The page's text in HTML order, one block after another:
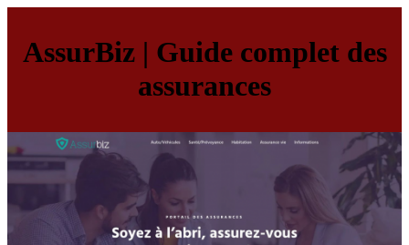
AssurBiz | Guide complet des
assurances